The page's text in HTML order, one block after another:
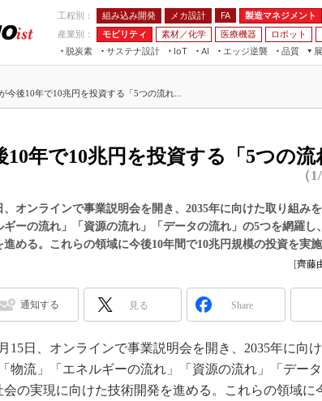
工程別： 組み込み開発 メカ設計 FA 製造マネジメント
産業別：
モビリティ 素材／化学 医療機器 ロボット
脱炭素
サステナ設計
IoT
つながる工場
AI
AI×設備保全
エッジ逆襲 品質
JIMTOF
IIFES
ジャパンモビリティショー
TECHNO-FRONTIER
EdgeTech+
AUTOMOTIVE WORLD
産業オープンネット展
フィールドサービス
組み込み画像技術
組み込みモデリング
ISO26262
無償設計ツール
3Dプリンタ
デジタルツインとCAE
今後10年で10兆円を投資する「5つの流れ...
年で10兆円を投資する「5つの流
（
、オンラインで事業説明会を開き、2035年に向けた取り組みを
ギーの流れ」「資源の流れ」「データの流れ」の5つを網羅し
める。これらの領域に今後10年間で10兆円規模の投資を実施
[齊藤
通知する 見る Share
15日、オンラインで事業説明会を開き、2035年に向
物流」「エネルギーの流れ」「資源の流れ」「デー
の実現に向けた技術開発を進める。これらの領域に